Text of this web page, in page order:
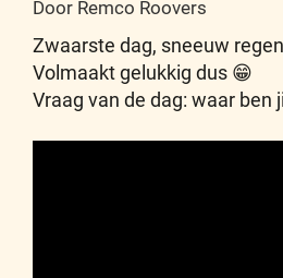
Door Remco Roovers
Zwaarste dag, sneeuw
Volmaakt gelukkig dus 😁
Vraag van de dag: waar ben